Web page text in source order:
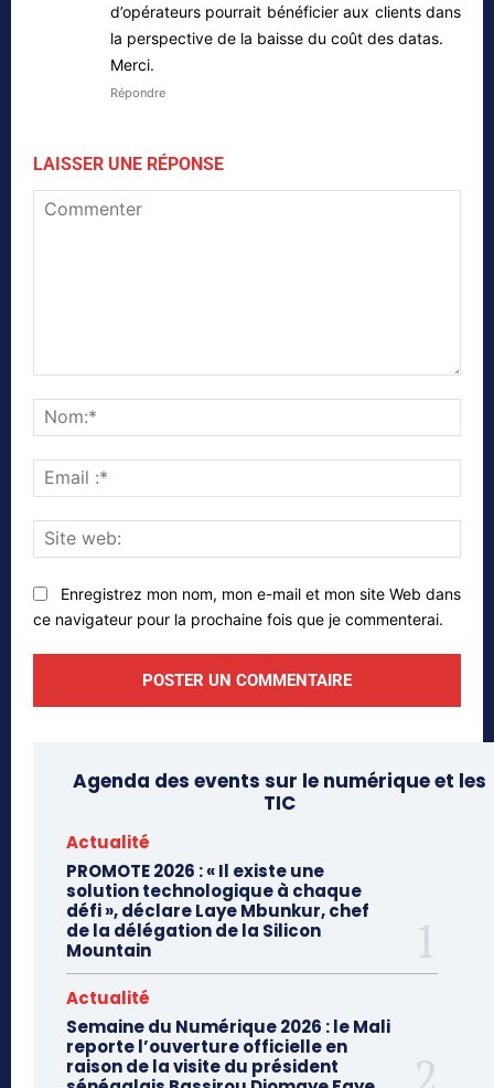
d’opérateurs pourrait bénéficier aux clients dans
la perspective de la baisse du coût des datas.
Merci.
Répondre
LAISSER UNE RÉPONSE
:*
web:
Enregistrez mon nom, mon e-mail et mon site Web dans
ce navigateur pour la prochaine fois que je commenterai.
Agenda des events sur le numérique et les
TIC
Actualité
PROMOTE 2026 : « Il existe une
solution technologique à chaque
défi », déclare Laye Mbunkur, chef
de la délégation de la Silicon
Mountain
Actualité
Semaine du Numérique 2026 : le Mali
reporte l’ouverture officielle en
raison de la visite du président